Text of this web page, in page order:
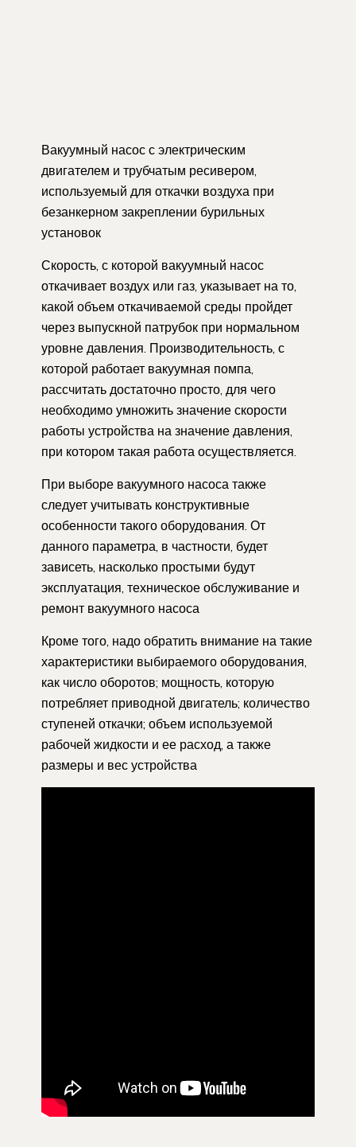
Вакуумный насос с электрическим
двигателем и трубчатым ресивером,
используемый для откачки воздуха при
безанкерном закреплении бурильных
установок
Скорость, с которой вакуумный насос
откачивает воздух или газ, указывает на то,
какой объем откачиваемой среды пройдет
через выпускной патрубок при нормальном
уровне давления. Производительность, с
которой работает вакуумная помпа,
рассчитать достаточно просто, для чего
необходимо умножить значение скорости
работы устройства на значение давления,
при котором такая работа осуществляется.
При выборе вакуумного насоса также
следует учитывать конструктивные
особенности такого оборудования. От
данного параметра, в частности, будет
зависеть, насколько простыми будут
эксплуатация, техническое обслуживание и
ремонт вакуумного насоса
Кроме того, надо обратить внимание на такие
характеристики выбираемого оборудования,
как число оборотов; мощность, которую
потребляет приводной двигатель; количество
ступеней откачки; объем используемой
рабочей жидкости и ее расход, а также
размеры и вес устройства